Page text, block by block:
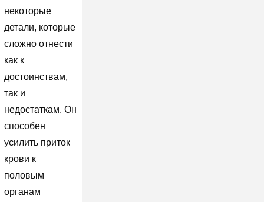
некоторые
детали, которые
сложно отнести
как к
достоинствам,
так и
недостаткам. Он
способен
усилить приток
крови к
половым
органам